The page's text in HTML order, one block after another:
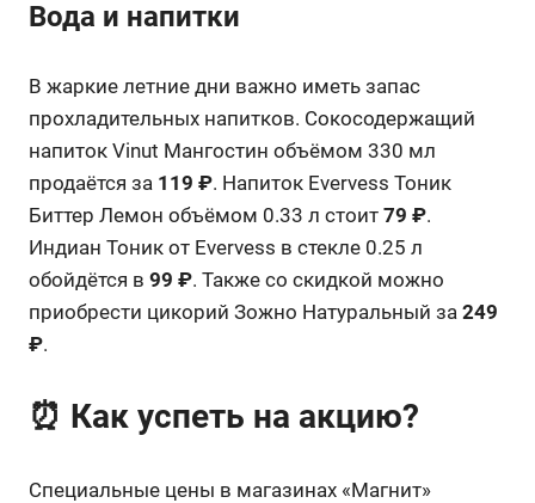
Вода и напитки
В жаркие летние дни важно иметь запас
прохладительных напитков. Сокосодержащий
напиток Vinut Мангостин объёмом 330 мл
продаётся за 119 ₽. Напиток Evervess Тоник
Биттер Лемон объёмом 0.33 л стоит 79 ₽.
Индиан Тоник от Evervess в стекле 0.25 л
обойдётся в 99 ₽. Также со скидкой можно
приобрести цикорий Зожно Натуральный за 249
₽.
⏰ Как успеть на акцию?
Специальные цены в магазинах «Магнит»